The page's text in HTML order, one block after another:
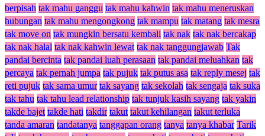
berpisah tak mahu ganggu tak mahu kahwin tak mahu meneruskan
hubungan tak mahu mengongkong tak mampu tak matang tak mesra
tak move on tak mungkin bersatu kembali tak nak tak nak bercakap
tak nak halal tak nak kahwin lewat tak nak tanggungjawab Tak
pandai bercinta tak pandai luah perasaan tak pandai meluahkan tak
percaya tak pernah jumpa tak pujuk tak putus asa tak reply mesej tak
reti pujuk tak sama umur tak sayang tak sekolah tak sengaja tak suka
tak tahu tak tahu lead relationship tak tunjuk kasih sayang tak yakin
takde bajet takde hati takdir takut takut kehilangan takut terluka
tanda amaran tandatanya tanggapan orang tanya tanya khabar Tarik